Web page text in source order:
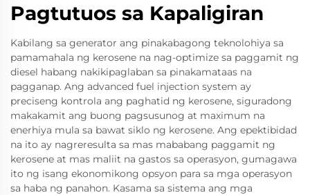
Pagtutuos sa Kapaligiran
Kabilang sa generator ang pinakabagong teknolohiya sa
pamamahala ng kerosene na nag-optimize sa paggamit ng
diesel habang nakikipaglaban sa pinakamataas na
pagganap. Ang advanced fuel injection system ay
preciseng kontrola ang paghatid ng kerosene, siguradong
makakamit ang buong pagsusunog at maximum na
enerhiya mula sa bawat siklo ng kerosene. Ang epektibidad
na ito ay nagreresulta sa mas mababang paggamit ng
kerosene at mas maliit na gastos sa operasyon, gumagawa
ito ng isang ekonomikong opsyon para sa mga operasyon
sa haba ng panahon. Kasama sa sistema ang mga